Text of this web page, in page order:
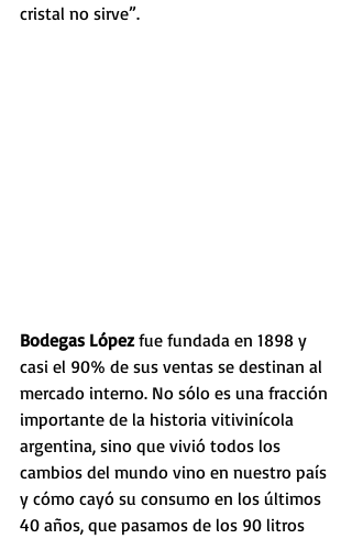
cristal no sirve”.
Bodegas López fue fundada en 1898 y
casi el 90% de sus ventas se destinan al
mercado interno. No sólo es una fracción
importante de la historia vitivinícola
argentina, sino que vivió todos los
cambios del mundo vino en nuestro país
y cómo cayó su consumo en los últimos
40 años, que pasamos de los 90 litros